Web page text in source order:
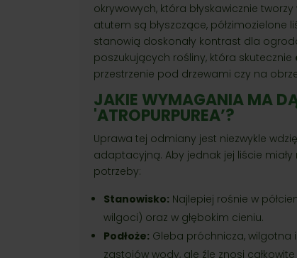
okrywowych, która błyskawicznie
atutem są błyszczące, półzimozielone
stanowią doskonały kontrast dla
poszukujących rośliny, która skutecznie
przestrzenie pod drzewami czy na
JAKIE WYMAGANIA MA
'ATROPURPUREA’?
Uprawa tej odmiany jest niezwykle
adaptacyjną. Aby jednak jej liście
potrzeby:
Stanowisko: Najlepiej rośnie w
wilgoci) oraz w głębokim cieniu.
Podłoże: Gleba próchnicza, wilgotna
zastojów wody, ale źle znosi